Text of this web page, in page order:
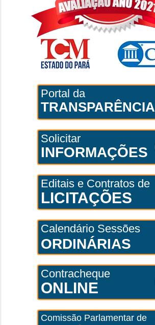
Portal da
TRANSPARÊNCIA
Solicitar
INFORMAÇÕES
Editais e Contratos de
LICITAÇÕES
Calendário Sessões
ORDINÁRIAS
Contracheque
ONLINE
Comissão Parlamentar de